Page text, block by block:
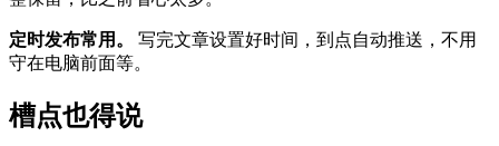
定时发布常用。
写完文章设置好时间，到点自动推送，不用
守在电脑前面等。
槽点也得说